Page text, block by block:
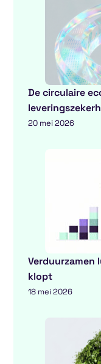
De circulaire
20 mei 2026
Verduurzamen
klopt
18 mei 2026